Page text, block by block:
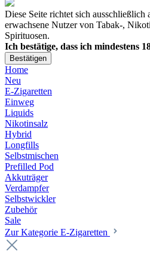
Diese Seite richtet sich ausschließlich
erwachsene Nutzer von Tabak-,
Spirituosen.
Ich bestätige, dass ich mindestens
Bestätigen
Home
Neu
E-Zigaretten
Einweg
Liquids
Nikotinsalz
Hybrid
Longfills
Selbstmischen
Prefilled Pod
Akkuträger
Verdampfer
Selbstwickler
Zubehör
Sale
Zur Kategorie E-Zigaretten